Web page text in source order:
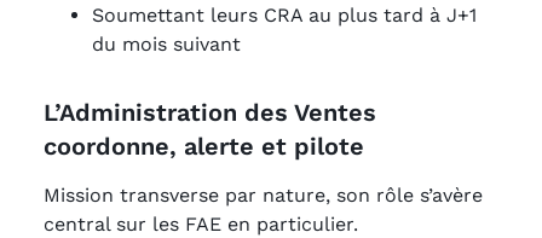
Soumettant leurs CRA au plus tard à J+1
du mois suivant
L’Administration des Ventes
coordonne, alerte et pilote
Mission transverse par nature, son rôle s’avère
central sur les FAE en particulier.